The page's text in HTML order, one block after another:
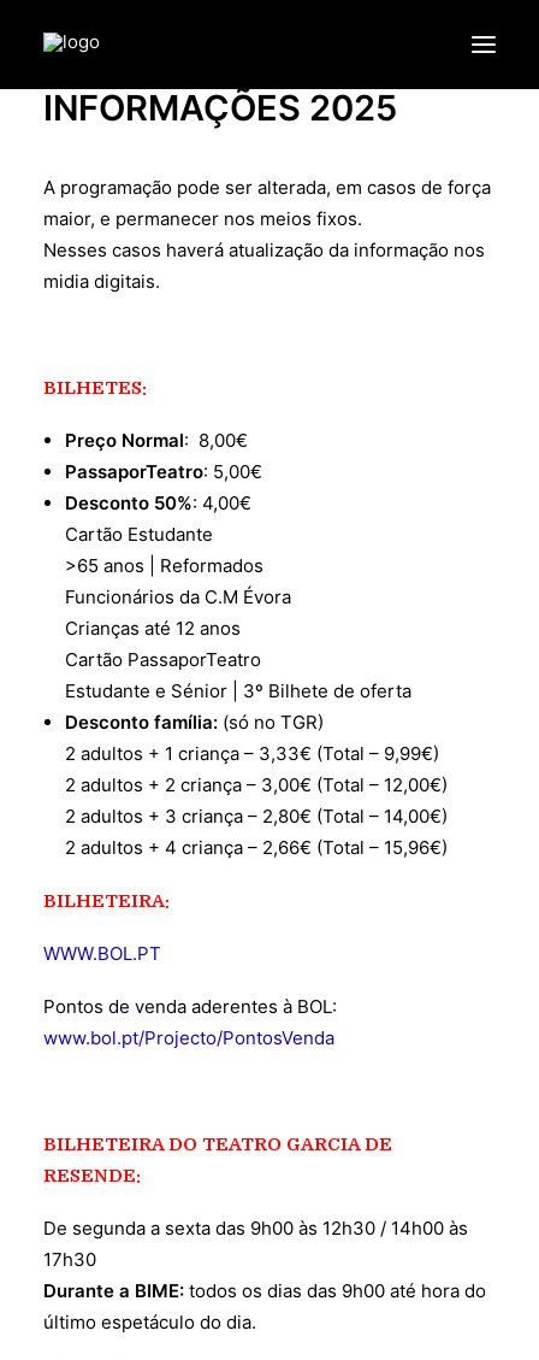
PROGRAMA
COMPANHIAS
INFORMAÇÕES
EDIÇÃO
INFORMAÇÕES 2025
A programação pode ser alterada, em casos de força
maior, e permanecer nos meios fixos.
Nesses casos haverá atualização da informação nos
midia digitais.
BILHETES:
Preço Normal: 8,00€
PassaporTeatro: 5,00€
Desconto 50%: 4,00€
Cartão Estudante
>65 anos | Reformados
Funcionários da C.M Évora
Crianças até 12 anos
Cartão PassaporTeatro
Estudante e Sénior | 3º Bilhete de oferta
Desconto família: (só no TGR)
2 adultos + 1 criança – 3,33€ (Total – 9,99€)
2 adultos + 2 criança – 3,00€ (Total – 12,00€)
2 adultos + 3 criança – 2,80€ (Total – 14,00€)
2 adultos + 4 criança – 2,66€ (Total – 15,96€)
BILHETEIRA:
WWW.BOL.PT
Pontos de venda aderentes à BOL:
www.bol.pt/Projecto/PontosVenda
BILHETEIRA DO TEATRO GARCIA DE
RESENDE:
De segunda a sexta das 9h00 às 12h30 / 14h00 às
17h30
Durante a BIME: todos os dias das 9h00 até hora do
último espetáculo do dia.